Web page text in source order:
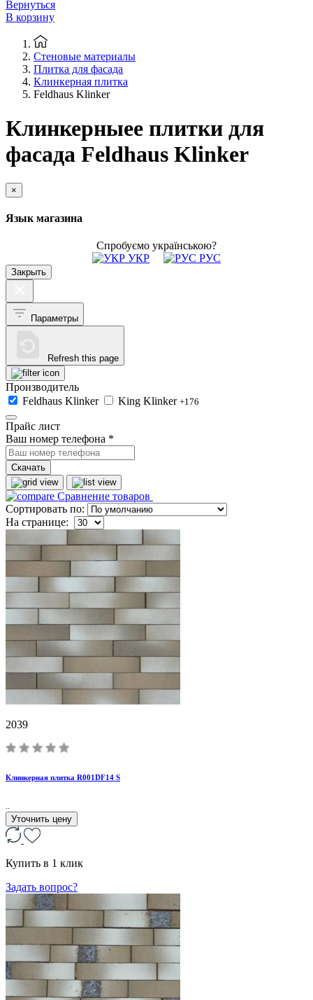
Вернуться
В корзину
Стеновые материалы
Плитка для фасада
Клинкерная плитка
Feldhaus Klinker
Клинкерныее плитки для
фасада Feldhaus Klinker
×
Язык магазина
Спробуємо українською?
УКР
РУС
Закрыть
Параметры
Refresh this page
Производитель
Feldhaus Klinker
King Klinker +176
Прайс лист
Ваш номер телефона *
Скачать
Сравнение товаров
Сортировать по:
На странице:
2039
Клинкерная плитка R001DF14 S
..
Уточнить цену
Купить в 1 клик
Задать вопрос?